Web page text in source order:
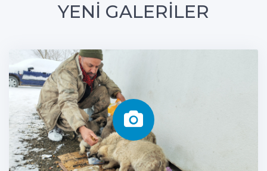
YENİ GALERİLER